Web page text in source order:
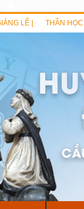
LỄ | THẦN HỌC